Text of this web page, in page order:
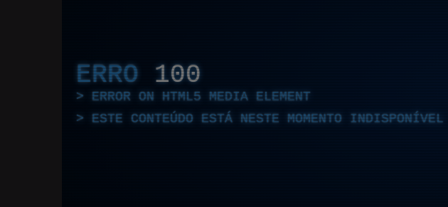
ERRO 100
ERROR ON HTML5 MEDIA ELEMENT
ESTE CONTEÚDO ESTÁ NESTE MOMENTO INDISPONÍVEL